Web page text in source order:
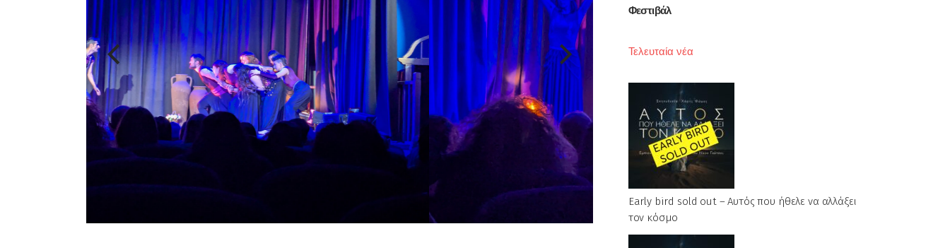
Φεστιβάλ
Τελευταία νέα
Early bird sold out – Αυτός που ήθελε να αλλάξει
τον κόσμο